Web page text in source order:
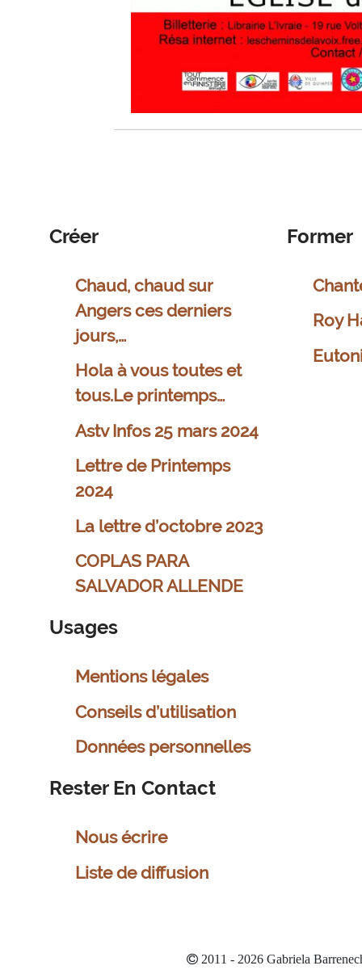
Créer
Chaud, chaud sur
Angers ces derniers
jours,…
Hola à vous toutes et
tous.Le printemps…
Astv Infos 25 mars 2024
Lettre de Printemps
2024
La lettre d’octobre 2023
COPLAS PARA
SALVADOR ALLENDE
Former
Roy
Usages
Mentions légales
Conseils d’utilisation
Données personnelles
Rester En Contact
Nous écrire
Liste de diffusion
2011 - 2026 Gabriela